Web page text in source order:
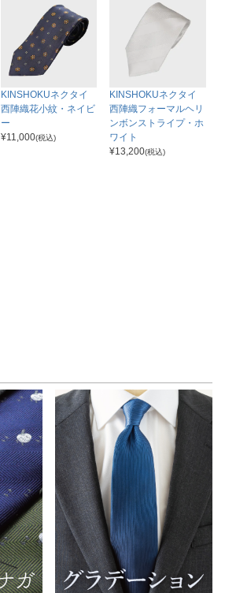
KINSHOKUネクタイ
西陣織花小紋・ネイビ
ー
¥11,000(税込)
KINSHOKUネクタイ
西陣織フォーマルヘリ
ンボンストライプ・ホ
ワイト
¥13,200(税込)